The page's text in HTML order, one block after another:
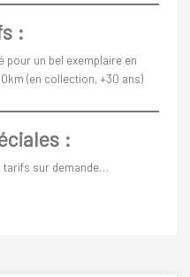
:
un bel exemplaire en
(en collection, +30 ans)
:
tarifs sur demande…